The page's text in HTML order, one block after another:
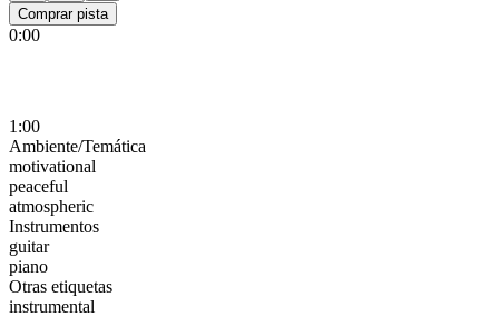
Comprar pista
0:00
1:00
Ambiente/Temática
motivational
peaceful
atmospheric
Instrumentos
guitar
piano
Otras etiquetas
instrumental